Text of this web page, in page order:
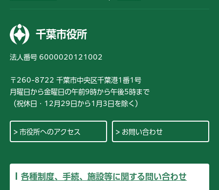
千葉市役所
法人番号 6000020121002
〒260-8722 千葉市中央区千葉港1番1号
月曜日から金曜日の午前9時から午後5時まで
（祝休日・12月29日から1月3日を除く）
市役所へのアクセス お問い合わせ
各種制度、手続、施設等に関する問い合わせ